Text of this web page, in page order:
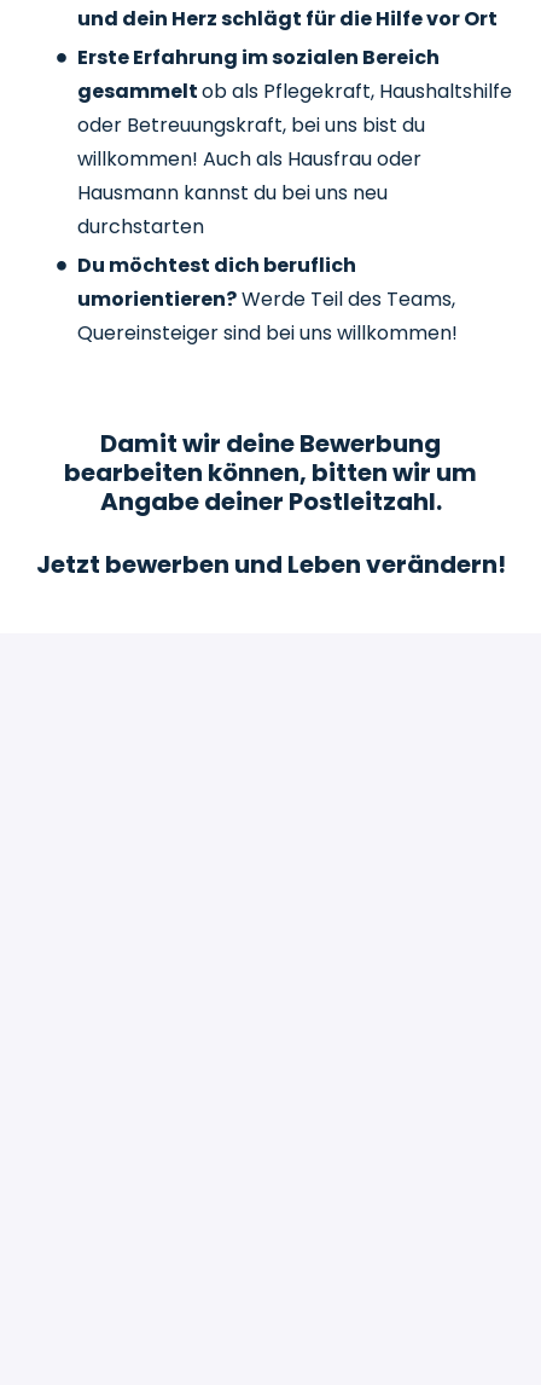
und dein Herz schlägt für die Hilfe vor Ort
Erste Erfahrung im sozialen Bereich
gesammeltob als Pflegekraft, Haushaltshilfe
oder Betreuungskraft, bei uns bist du
willkommen! Auch als Hausfrau oder
Hausmann kannst du bei uns neu
durchstarten
Du möchtest dich beruflich
umorientieren?Werde Teil des Teams,
Quereinsteiger sind bei uns willkommen!
Damit wir deine Bewerbung
bearbeiten können, bitten wir um
Angabe deiner Postleitzahl.
Jetzt bewerben und Leben verändern!